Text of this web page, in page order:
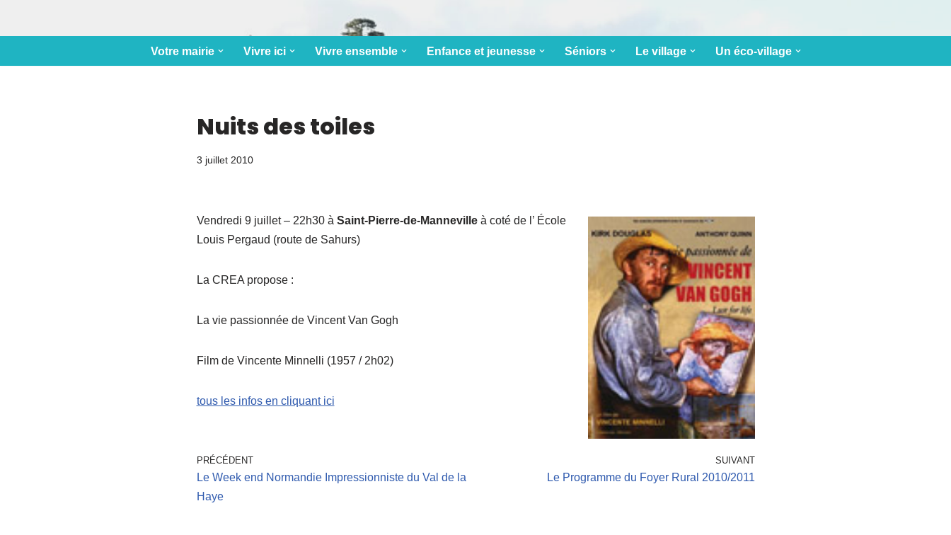
Votre mairie Vivre ici Vivre ensemble Enfance et jeunesse Séniors Le village Un éco-village
Nuits des toiles
3 juillet 2010
Vendredi 9 juillet – 22h30 à Saint-Pierre-de-Mannevilleà coté de l’ École
Louis Pergaud (route de Sahurs)
La CREA propose :
La vie passionnée de Vincent Van Gogh
Film de Vincente Minnelli (1957 / 2h02)
tous les infos en cliquant ici
PRÉCÉDENT
Le Week end Normandie Impressionniste du Val de la
Haye
SUIVANT
Le Programme du Foyer Rural 2010/2011